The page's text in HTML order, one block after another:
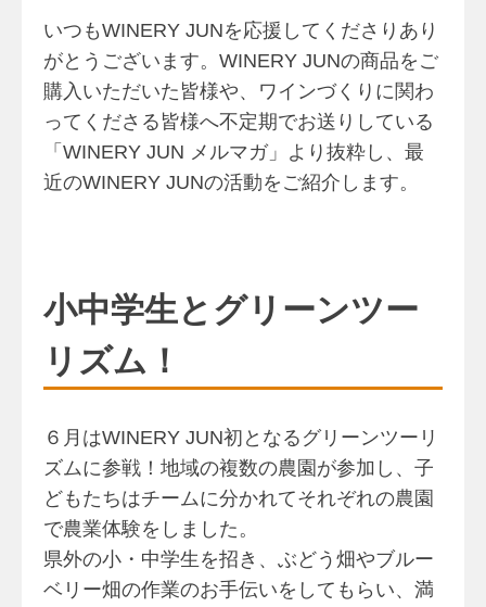
いつもWINERY JUNを応援してくださりあり
がとうございます。WINERY JUNの商品をご
購入いただいた皆様や、ワインづくりに関わ
ってくださる皆様へ不定期でお送りしている
「WINERY JUN メルマガ」より抜粋し、最
近のWINERY JUNの活動をご紹介します。
小中学生とグリーンツー
リズム！
６月はWINERY JUN初となるグリーンツーリ
ズムに参戦！地域の複数の農園が参加し、子
どもたちはチームに分かれてそれぞれの農園
で農業体験をしました。
県外の小・中学生を招き、ぶどう畑やブルー
ベリー畑の作業のお手伝いをしてもらい、満